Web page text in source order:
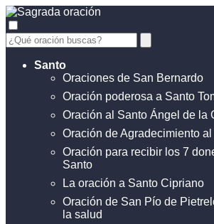
Santo
Oraciones de San Bernardo
Oración poderosa a Santo
Oración al Santo Ángel de la
Oración de Agradecimiento
Oración para recibir los 7
Santo
La oración a Santo Cipriano
Oración de San Pío de
la salud